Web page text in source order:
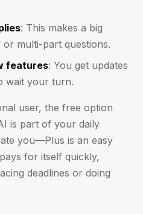
: This makes a big
multi-part questions.
features: You get updates
wait your turn.
user, the free option
is part of your daily
you—Plus is an easy
for itself quickly,
deadlines or doing